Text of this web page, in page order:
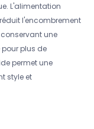
L'alimentation
l'encombrement
une
plus de
permet une
style et